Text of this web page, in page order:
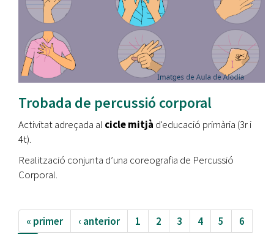
Trobada de percussió corporal
Activitat adreçada al cicle mitjà d'educació primària (3r i
4t).
Realització conjunta d’una coreografia de Percussió
Corporal.
« primer ‹ anterior 1 2 3 4 5
6